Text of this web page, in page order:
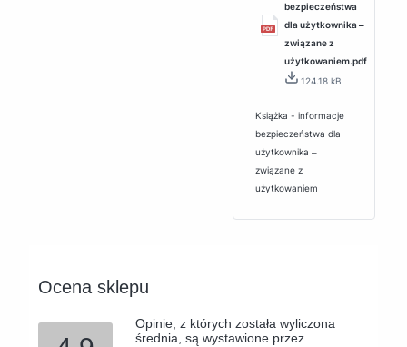
bezpieczeństwa
dla użytkownika ‒
związane z
użytkowaniem.pdf
124.18 kB
Książka - informacje
bezpieczeństwa dla
użytkownika ‒
związane z
użytkowaniem
Ocena sklepu
Opinie, z których została wyliczona
średnia, są wystawione przez